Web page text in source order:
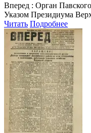
Вперед : Орган
Указом Президиума
Читать Подробнее